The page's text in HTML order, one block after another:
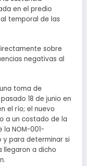
en el predio
temporal de las
sobre
negativas al
toma de
18 de junio en
el río; el nuevo
a un costado de la
NOM-001-
y para determinar si
llegaron a dicho